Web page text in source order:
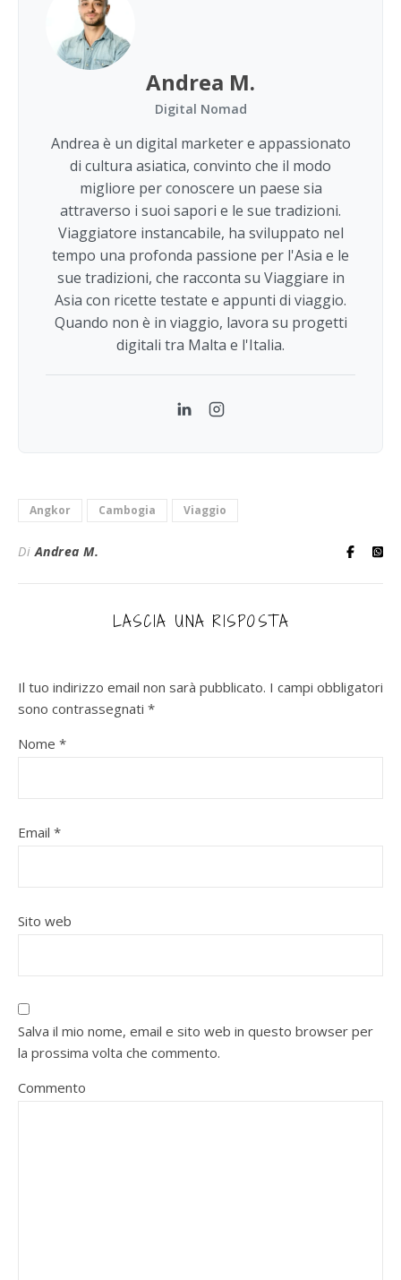
Andrea M.
Digital Nomad
Andrea è un digital marketer e appassionato
di cultura asiatica, convinto che il modo
migliore per conoscere un paese sia
attraverso i suoi sapori e le sue tradizioni.
Viaggiatore instancabile, ha sviluppato nel
tempo una profonda passione per l'Asia e le
sue tradizioni, che racconta su Viaggiare in
Asia con ricette testate e appunti di viaggio.
Quando non è in viaggio, lavora su progetti
digitali tra Malta e l'Italia.
LinkedInInstagram
Angkor Cambogia Viaggio
DiAndrea M.
LASCIA UNA RISPOSTA
Il tuo indirizzo email non sarà pubblicato. I campi obbligatori
sono contrassegnati *
Nome *
Email *
Sito web
Salva il mio nome, email e sito web in questo browser per
la prossima volta che commento.
Commento